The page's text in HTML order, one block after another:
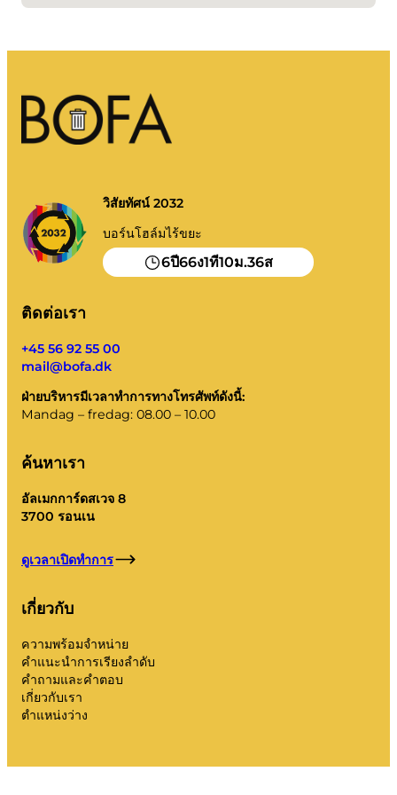
วิสัยทัศน์ 2032
บอร์นโฮล์มไร้ขยะ
6ปี66ง1ที10ม.36ส
ติดต่อเรา
+45 56 92 55 00
mail@bofa.dk
ฝ่ายบริหารมีเวลาทำการทางโทรศัพท์ดังนี้:
Mandag – fredag: 08.00 – 10.00
ค้นหาเรา
อัลเมกการ์ดสเวจ 8
3700 รอนเน
ดูเวลาเปิดทำการ
เกี่ยวกับ
ความพร้อมจำหน่าย
คำแนะนำการเรียงลำดับ
คำถามและคำตอบ
เกี่ยวกับเรา
ตำแหน่งว่าง